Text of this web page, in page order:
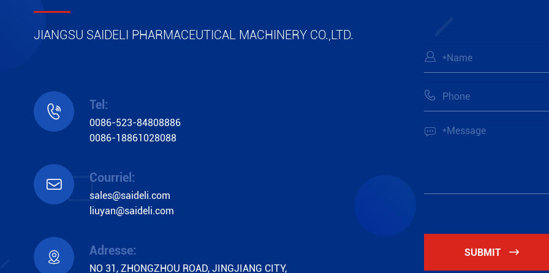
JIANGSU SAIDELI PHARMACEUTICAL MACHINERY CO.,LTD.
 Tel:
0086-523-84808886
0086-18861028088
 Courriel:
sales@saideli.com
liuyan@saideli.com
 Adresse:
NO 31, ZHONGZHOU ROAD, JINGJIANG CITY,



SUBMIT 